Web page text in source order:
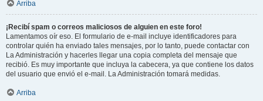
Arriba
¡Recibí spam o correos maliciosos de alguien en este foro!
Lamentamos oír eso. El formulario de e-mail incluye identificadores para
controlar quién ha enviado tales mensajes, por lo tanto, puede contactar con
La Administración y hacerles llegar una copia completa del mensaje que
recibió. Es muy importante que incluya la cabecera, ya que contiene los datos
del usuario que envió el e-mail. La Administración tomará medidas.
Arriba